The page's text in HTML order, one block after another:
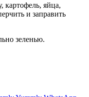
картофель, яйца,
и заправить
зеленью.